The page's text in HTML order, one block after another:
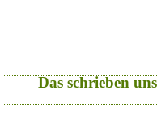
Das schrieben